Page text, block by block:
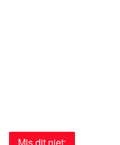
Mis dit niet: